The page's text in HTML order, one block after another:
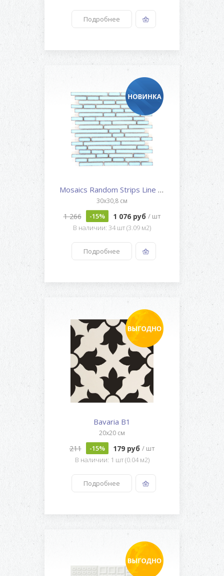
Подробнее
Mosaics Random Strips Line New...
30x30,8 см
1 266 -15% 1 076 руб / шт
В наличии: 34 шт (3.09 м2)
Подробнее
Bavaria B1
20x20 см
211 -15% 179 руб / шт
В наличии: 1 шт (0.04 м2)
Подробнее